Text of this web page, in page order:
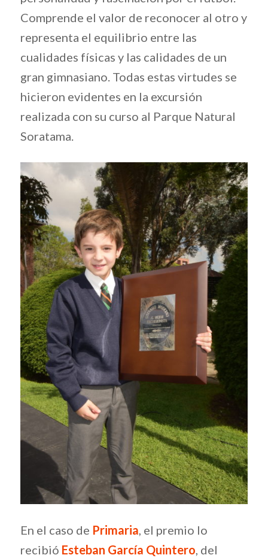
Comprende el valor de reconocer al otro y
representa el equilibrio entre las
cualidades físicas y las calidades de un
gran gimnasiano. Todas estas virtudes se
hicieron evidentes en la excursión
realizada con su curso al Parque Natural
Soratama.
En el caso de Primaria, el premio lo
recibió Esteban García Quintero, del